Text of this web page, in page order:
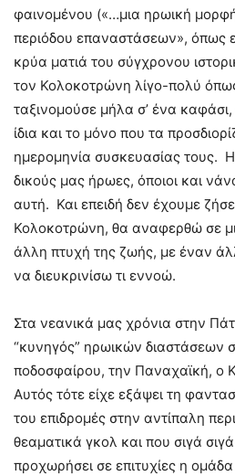
φαινομένου («…μια ηρωική
περιόδου επαναστάσεων», όπως
κρύα ματιά του σύγχρονου
τον Κολοκοτρώνη λίγο-πολύ
ταξινομούσε μήλα σ’ ένα
ίδια και το μόνο που τα
ημερομηνία συσκευασίας τους.
δικούς μας ήρωες, όποιοι και
αυτή. Και επειδή δεν έχουμε
Κολοκοτρώνη, θα αναφερθώ σε
άλλη πτυχή της ζωής, με έναν
να διευκρινίσω τι εννοώ.
Στα νεανικά μας χρόνια στην
“κυνηγός” ηρωικών διαστάσεων
ποδοσφαίρου, την Παναχαϊκή, ο
Αυτός τότε είχε εξάψει τη
του επιδρομές στην αντίπαλη
θεαματικά γκολ και που σιγά
προχωρήσει σε επιτυχίες η